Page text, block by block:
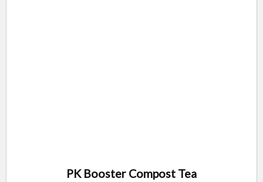
PK Booster Compost Tea